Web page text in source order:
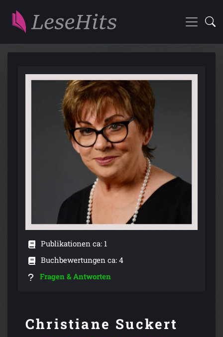
Publikationen ca: 1
Buchbewertungen ca: 4
Fragen & Antworten
Christiane Suckert